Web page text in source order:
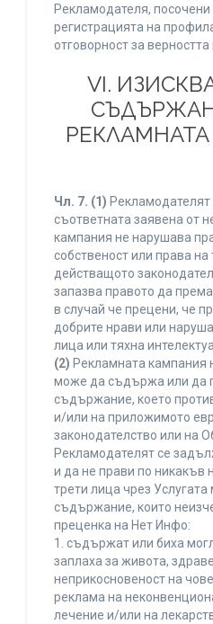
Рекламодателя,
регистрацията на
отговорност за
VI.
Чл. 7. (1) Рекламодателят
съответната заявена от
кампания не нарушава
собственост или права на
действащото
запазва правото да
в случай че прецени, че
добрите нрави или
лица или тяхна
(2) Рекламната кампания
може да съдържа или да
съдържание, което
и/или на приложимото
законодателство или на
Рекламодателят се
и да не прави по никакъв
трети лица чрез
съдържание, които
преценка на Нет Инфо:
1. съдържат или биха
заплаха за живота,
неприкосновеност на
реклама на
лечение и/или на